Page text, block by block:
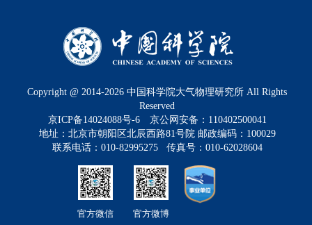
Copyright @ 2014-2026 中国科学院大气物理研究所 All Rights
Reserved
京ICP备14024088号-6
京公网安备：110402500041
地址：北京市朝阳区北辰西路81号院 邮政编码：100029
联系电话：010-82995275 传真号：010-62028604
官方微信 官方微博